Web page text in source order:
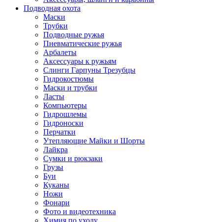
Подводная охота
Маски
Трубки
Подводные ружья
Пневматические ружья
Арбалеты
Аксессуары к ружьям
Слинги Гарпуны Трезубцы
Гидрокостюмы
Маски и трубки
Ласты
Компьютеры
Гидрошлемы
Гидроноски
Перчатки
Утепляющие Майки и Шорты
Лайкра
Сумки и рюкзаки
Грузы
Буи
Куканы
Ножи
Фонари
Фото и видеотехника
Химия по уходу